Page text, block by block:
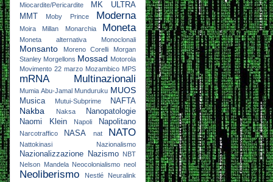
Miocardite/Pericardite
MK ULTRA
MMT
Moby Prince Moderna
Moira Millan Monarchia Moneta
Moneta alternativa Monoclonali
Monsanto Moreno Corelli
Morgan
Stanley Morgellons Mossad Motorola
Movimento 22 marzo Mozambico MPS
mRNA Multinazionali
Mumia Abu-Jamal Munduruku MUOS
Musica Mutui-Subprime NAFTA
Nakba Naksa
Nanopatologie
Naomi Klein
Napoli Napolitano
Narcotraffico NASA nat NATO
Nattokinasi Nazionalismo
Nazionalizzazione Nazismo
NBT
Nelson Mandela Neocolonialismo neol
Neoliberismo Nestlé
Neuralink